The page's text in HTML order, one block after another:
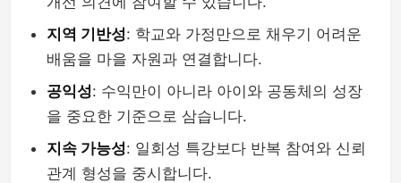
지역 기반성: 학교와 가정만으로 채우기 어려운
배움을 마을 자원과 연결합니다.
공익성: 수익만이 아니라 아이와 공동체의 성장
을 중요한 기준으로 삼습니다.
지속 가능성: 일회성 특강보다 반복 참여와 신뢰
관계 형성을 중시합니다.